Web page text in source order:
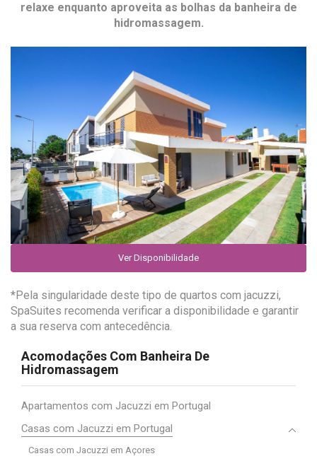
relaxe enquanto aproveita as bolhas da banheira de
hidromassagem.
Ver Disponibilidade
*Pela singularidade deste tipo de quartos com jacuzzi,
SpaSuites recomenda verificar a disponibilidade e garantir
a sua reserva com antecedência.
Acomodações Com Banheira De
Hidromassagem
Apartamentos com Jacuzzi em Portugal
Casas com Jacuzzi em Portugal
Casas com Jacuzzi em Açores